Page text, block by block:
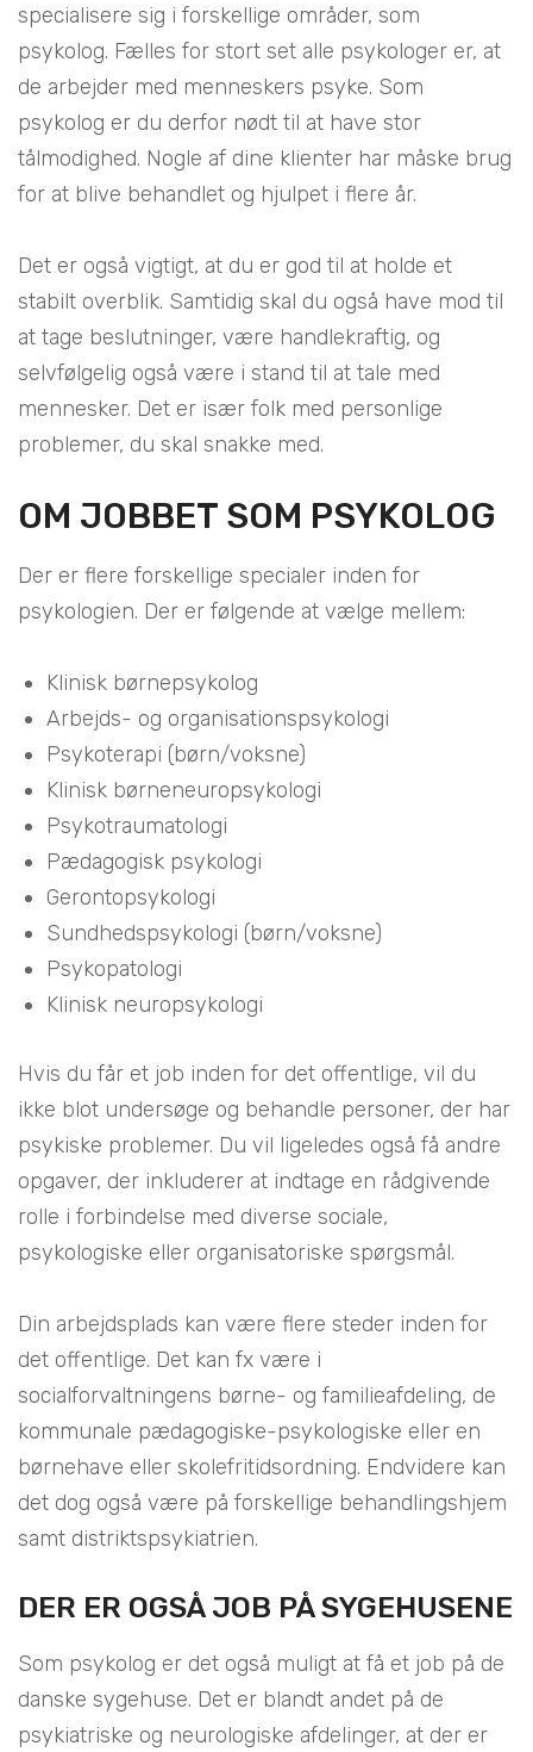
specialisere sig i forskellige områder, som
psykolog. Fælles for stort set alle psykologer er, at
de arbejder med menneskers psyke. Som
psykolog er du derfor nødt til at have stor
tålmodighed. Nogle af dine klienter har måske brug
for at blive behandlet og hjulpet i flere år.
Det er også vigtigt, at du er god til at holde et
stabilt overblik. Samtidig skal du også have mod til
at tage beslutninger, være handlekraftig, og
selvfølgelig også være i stand til at tale med
mennesker. Det er især folk med personlige
problemer, du skal snakke med.
OM JOBBET SOM PSYKOLOG
Der er flere forskellige specialer inden for
psykologien. Der er følgende at vælge mellem:
Klinisk børnepsykolog
Arbejds- og organisationspsykologi
Psykoterapi (børn/voksne)
Klinisk børneneuropsykologi
Psykotraumatologi
Pædagogisk psykologi
Gerontopsykologi
Sundhedspsykologi (børn/voksne)
Psykopatologi
Klinisk neuropsykologi
Hvis du får et job inden for det offentlige, vil du
ikke blot undersøge og behandle personer, der har
psykiske problemer. Du vil ligeledes også få andre
opgaver, der inkluderer at indtage en rådgivende
rolle i forbindelse med diverse sociale,
psykologiske eller organisatoriske spørgsmål.
Din arbejdsplads kan være flere steder inden for
det offentlige. Det kan fx være i
socialforvaltningens børne- og familieafdeling, de
kommunale pædagogiske-psykologiske eller en
børnehave eller skolefritidsordning. Endvidere kan
det dog også være på forskellige behandlingshjem
samt distriktspsykiatrien.
DER ER OGSÅ JOB PÅ SYGEHUSENE
Som psykolog er det også muligt at få et job på de
danske sygehuse. Det er blandt andet på de
psykiatriske og neurologiske afdelinger, at der er